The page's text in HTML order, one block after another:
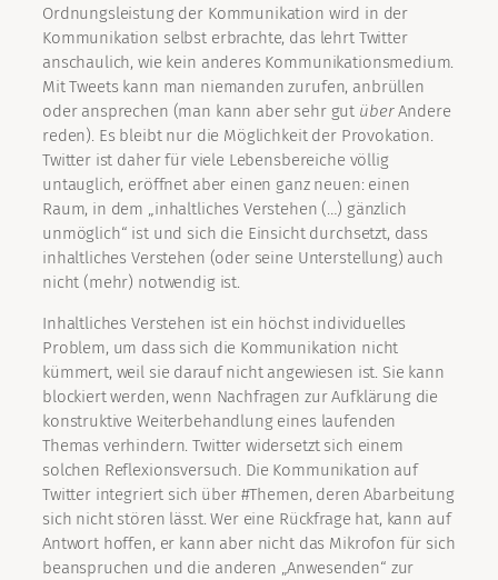
Ordnungsleistung der Kommunikation wird in der
Kommunikation selbst erbrachte, das lehrt Twitter
anschaulich, wie kein anderes Kommunikationsmedium.
Mit Tweets kann man niemanden zurufen, anbrüllen
oder ansprechen (man kann aber sehr gut überAndere
reden). Es bleibt nur die Möglichkeit der Provokation.
Twitter ist daher für viele Lebensbereiche völlig
untauglich, eröffnet aber einen ganz neuen: einen
Raum, in dem „inhaltliches Verstehen (…) gänzlich
unmöglich“ ist und sich die Einsicht durchsetzt, dass
inhaltliches Verstehen (oder seine Unterstellung) auch
nicht (mehr) notwendig ist.
Inhaltliches Verstehen ist ein höchst individuelles
Problem, um dass sich die Kommunikation nicht
kümmert, weil sie darauf nicht angewiesen ist. Sie kann
blockiert werden, wenn Nachfragen zur Aufklärung die
konstruktive Weiterbehandlung eines laufenden
Themas verhindern. Twitter widersetzt sich einem
solchen Reflexionsversuch. Die Kommunikation auf
Twitter integriert sich über #Themen, deren Abarbeitung
sich nicht stören lässt. Wer eine Rückfrage hat, kann auf
Antwort hoffen, er kann aber nicht das Mikrofon für sich
beanspruchen und die anderen „Anwesenden“ zur